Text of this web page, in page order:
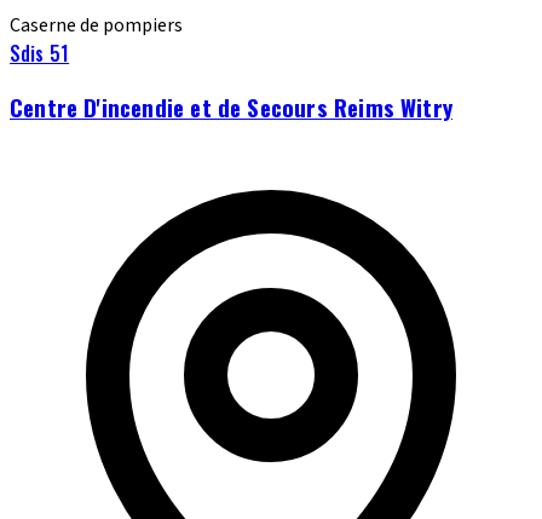
Caserne de pompiers
Sdis 51
Centre D'incendie et de Secours Reims Witry